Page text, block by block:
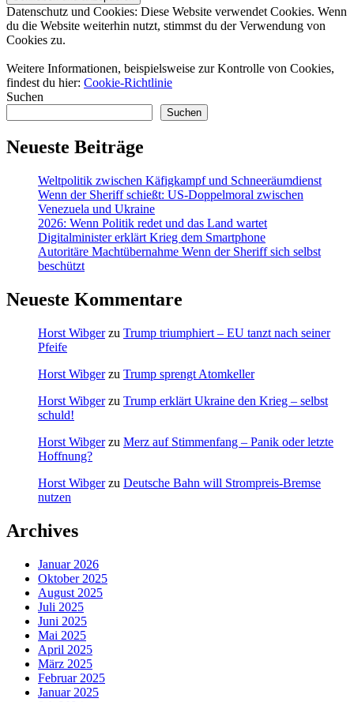
Datenschutz und Cookies: Diese Website verwendet Cookies. Wenn
du die Website weiterhin nutzt, stimmst du der Verwendung von
Cookies zu.
Weitere Informationen, beispielsweise zur Kontrolle von Cookies,
findest du hier: Cookie-Richtlinie
Suchen
Suchen
Neueste Beiträge
Weltpolitik zwischen Käfigkampf und Schneeräumdienst
Wenn der Sheriff schießt: US-Doppelmoral zwischen
Venezuela und Ukraine
2026: Wenn Politik redet und das Land wartet
Digitalminister erklärt Krieg dem Smartphone
Autoritäre Machtübernahme Wenn der Sheriff sich selbst
beschützt
Neueste Kommentare
Horst Wibgerzu Trump triumphiert – EU tanzt nach seiner
Pfeife
Horst Wibgerzu Trump sprengt Atomkeller
Horst Wibgerzu Trump erklärt Ukraine den Krieg – selbst
schuld!
Horst Wibgerzu Merz auf Stimmenfang – Panik oder letzte
Hoffnung?
Horst Wibgerzu Deutsche Bahn will Strompreis-Bremse
nutzen
Archives
Januar 2026
Oktober 2025
August 2025
Juli 2025
Juni 2025
Mai 2025
April 2025
März 2025
Februar 2025
Januar 2025